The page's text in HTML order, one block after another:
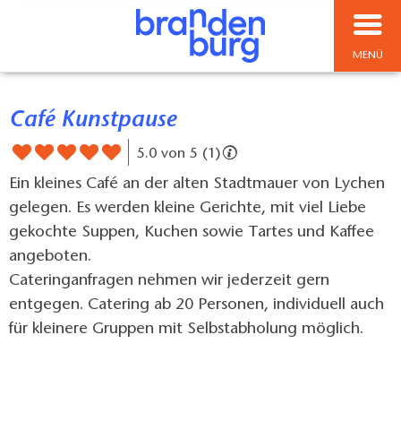
MENÜ
Café Kunstpause
5.0 von 5 (1)
Ein kleines Café an der alten Stadtmauer von Lychen
gelegen. Es werden kleine Gerichte, mit viel Liebe
gekochte Suppen, Kuchen sowie Tartes und Kaffee
angeboten.
Cateringanfragen nehmen wir jederzeit gern
entgegen. Catering ab 20 Personen, individuell auch
für kleinere Gruppen mit Selbstabholung möglich.